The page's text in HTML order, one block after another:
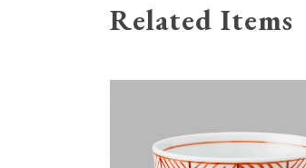
Related Items